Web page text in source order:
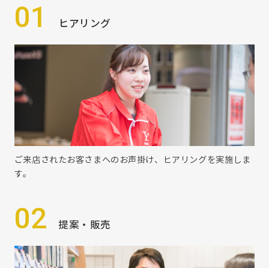
01 ヒアリング
ご来店されたお客さまへのお声掛け、ヒアリングを実施しま
す。
02 提案・販売